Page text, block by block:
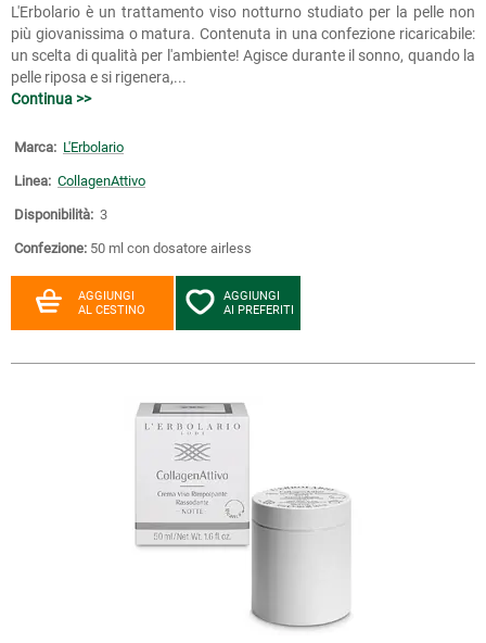
L'Erbolario è un trattamento viso notturno studiato per la pelle non
più giovanissima o matura. Contenuta in una confezione ricaricabile:
un scelta di qualità per l'ambiente! Agisce durante il sonno, quando la
pelle riposa e si rigenera,...
Continua >>
Marca: L'Erbolario
Linea: CollagenAttivo
Disponibilità: 3
Confezione: 50 ml con dosatore airless
AGGIUNGI
AL CESTINO
AGGIUNGI
AI PREFERITI